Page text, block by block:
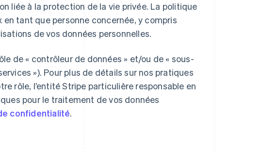
liée à la protection de la vie privée. La politique
tant que personne concernée, y compris
de vos données personnelles.
de « contrôleur de données » et/ou de « sous-
»). Pour plus de détails sur nos pratiques
rôle, l’entité Stripe particulière responsable en
pour le traitement de vos données
confidentialité.